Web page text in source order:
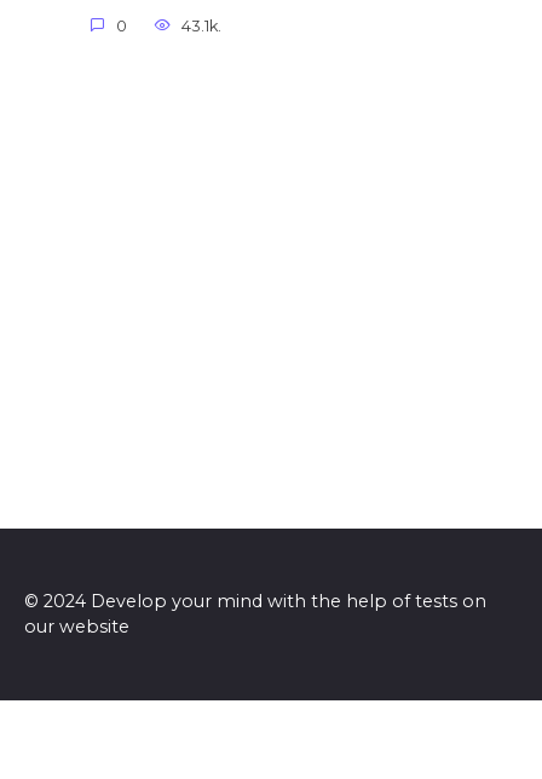
0 43.1k.
© 2024 Develop your mind with the help of tests on
our website